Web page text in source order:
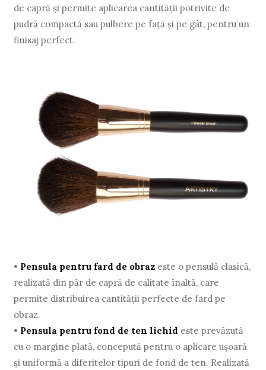
de capră și permite aplicarea cantității potrivite de
pudră compactă sau pulbere pe față și pe gât, pentru un
finisaj perfect.
• Pensula pentru fard de obraz este o pensulă clasică,
realizată din păr de capră de calitate înaltă, care
permite distribuirea cantității perfecte de fard pe
obraz.
• Pensula pentru fond de ten lichid este prevăzută
cu o margine plată, concepută pentru o aplicare ușoară
și uniformă a diferitelor tipuri de fond de ten. Realizată